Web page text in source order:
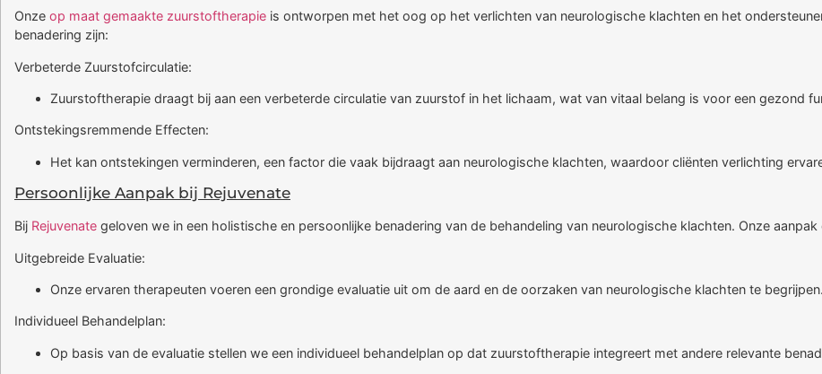
Onze op maat gemaakte zuurstoftherapie is ontworpen met het oog op het verlichten van neurologische klachten en het
benadering zijn:
Verbeterde Zuurstofcirculatie:
Zuurstoftherapie draagt bij aan een verbeterde circulatie van zuurstof in het lichaam, wat van vitaal belang is voor een gezond
Ontstekingsremmende Effecten:
Het kan ontstekingen verminderen, een factor die vaak bijdraagt aan neurologische klachten, waardoor cliënten verlichting
Persoonlijke Aanpak bij Rejuvenate
Bij Rejuvenate geloven we in een holistische en persoonlijke benadering van de behandeling van neurologische klachten. Onze aanpak
Uitgebreide Evaluatie:
Onze ervaren therapeuten voeren een grondige evaluatie uit om de aard en de oorzaken van neurologische klachten te begrijpen.
Individueel Behandelplan:
Op basis van de evaluatie stellen we een individueel behandelplan op dat zuurstoftherapie integreert met andere relevante